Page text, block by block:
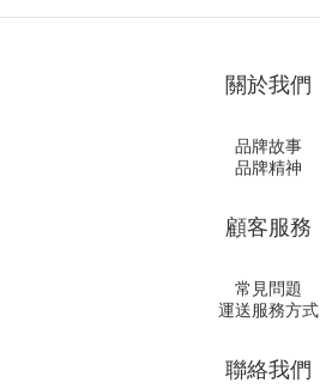
關於我們
品牌故事
品牌精神
顧客服務
常見問題
運送服務方式
聯絡我們